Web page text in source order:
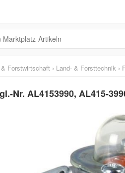
& Forstwirtschaft › Land- & Forsttechnik ›
Nr. AL4153990, AL415-